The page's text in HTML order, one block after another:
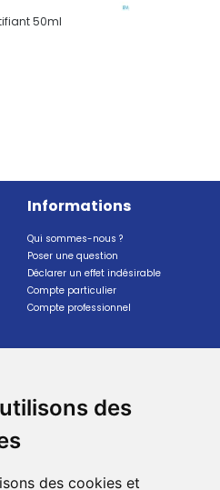
des
des cookies et
50ml
Informations
Qui sommes-nous ?
Poser une question
Déclarer un effet indésirable
Compte particulier
Compte professionnel